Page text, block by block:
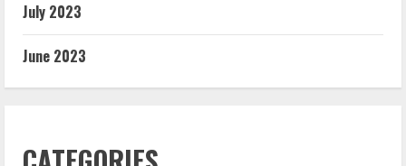
July 2023
June 2023